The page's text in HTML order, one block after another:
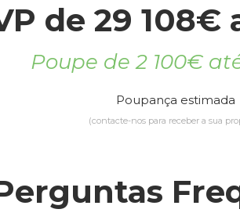
de 29 108€
Poupe de 2 100€
Poupança estimada
(contacte-nos para receber a sua